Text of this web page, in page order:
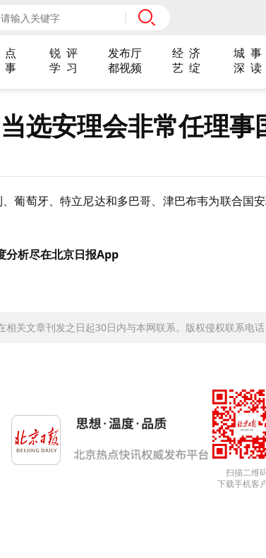
点 锐 评 发布厅 经 济 城 事
事
学 习 都视频 艺 绽 深 读
选安理会非常任理事
葡萄牙、特立尼达和多巴哥、津巴布韦为联合国
分析尽在北京日报App
相关文章刊发之日起30日内与本网联系。版权侵权联系电
扫描二维
下载手机客